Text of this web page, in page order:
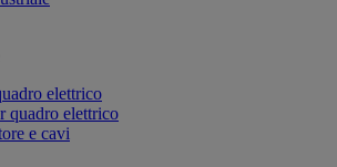
elettrico
quadro elettrico
e cavi